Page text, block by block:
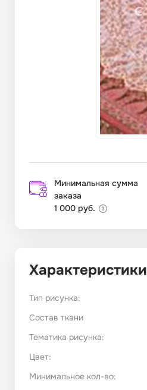
Минимальная сумма
заказа
1 000 руб.
Характеристики
Тип рисунка:
Состав ткани
Тематика рисунка:
Цвет:
Минимальное кол-во: